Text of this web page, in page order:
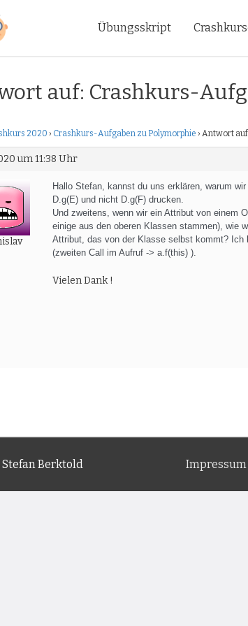
Übungsskript
auf: Crashkurs-
2020 › Crashkurs-Aufgaben zu Polymorphie › Antwort
um 11:38 Uhr
Hallo Stefan, kannst du uns erklären, warum
D.g(E) und nicht D.g(F) drucken.
Und zweitens, wenn wir ein Attribut von einem
einige aus den oberen Klassen stammen), wie
Attribut, das von der Klasse selbst kommt? Ich
(zweiten Call im Aufruf -> a.f(this) ).
Vielen Dank !
Berktold Impressum